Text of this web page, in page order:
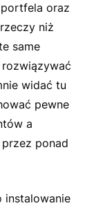
oraz
niż
same
widać tu
pewne
a
ponad
instalowanie